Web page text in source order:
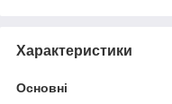
Характеристики
Основні